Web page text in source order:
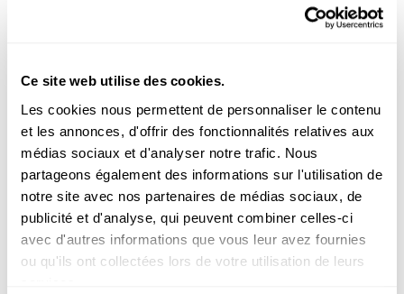
Ce site web utilise des cookies.
Les cookies nous permettent de personnaliser le contenu
et les annonces, d'offrir des fonctionnalités relatives aux
médias sociaux et d'analyser notre trafic. Nous
partageons également des informations sur l'utilisation de
notre site avec nos partenaires de médias sociaux, de
publicité et d'analyse, qui peuvent combiner celles-ci
avec d'autres informations que vous leur avez fournies
ou qu'ils ont collectées lors de votre utilisation de leurs
qu’ils produisent des molécules inflammatoires. Ce
climat pro-inflammatoire rend les cellules cancéreuses
plus invasives et favorise la progression de la maladie.
Ces résultats ont été confirmés grâce à des échantillons
cliniques issus de vastes biobanques de patients atteints
de cancer colorectal au Luxembourg.
Bien que ces travaux soient encore au stade préclinique,
ils ouvrent des perspectives prometteuses : cibler la